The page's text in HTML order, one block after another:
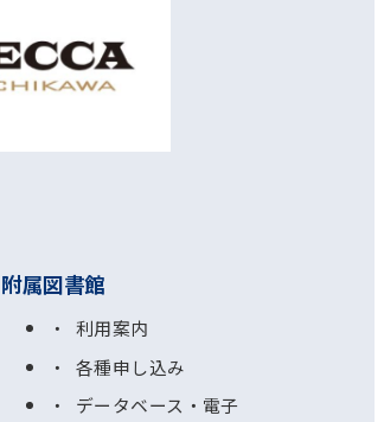
附属図書館
利用案内
各種申し込み
データベース・電子